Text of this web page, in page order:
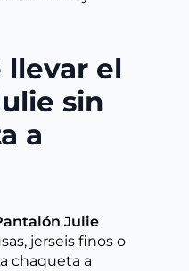
llevar el
sin
a
Julie
jerseis finos o
chaqueta a